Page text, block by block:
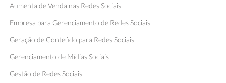
Aumenta de Venda nas Redes Sociais
Empresa para Gerenciamento de Redes Sociais
Geração de Conteúdo para Redes Sociais
Gerenciamento de Mídias Sociais
Gestão de Redes Sociais